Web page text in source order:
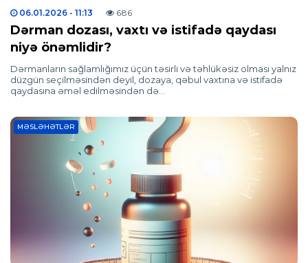
06.01.2026 - 11:13 686
Dərman dozası, vaxtı və istifadə qaydası
niyə önəmlidir?
Dərmanların sağlamlığımız üçün təsirli və təhlükəsiz olması yalnız
düzgün seçilməsindən deyil, dozaya, qəbul vaxtına və istifadə
qaydasına əməl edilməsindən də…
MƏSLƏHƏTLƏR